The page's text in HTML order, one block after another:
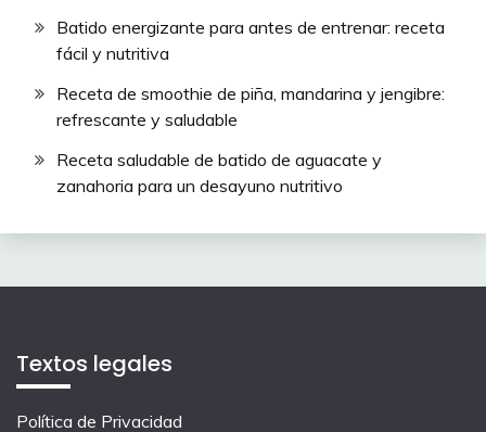
Batido energizante para antes de entrenar: receta
fácil y nutritiva
Receta de smoothie de piña, mandarina y jengibre:
refrescante y saludable
Receta saludable de batido de aguacate y
zanahoria para un desayuno nutritivo
Textos legales
Política de Privacidad